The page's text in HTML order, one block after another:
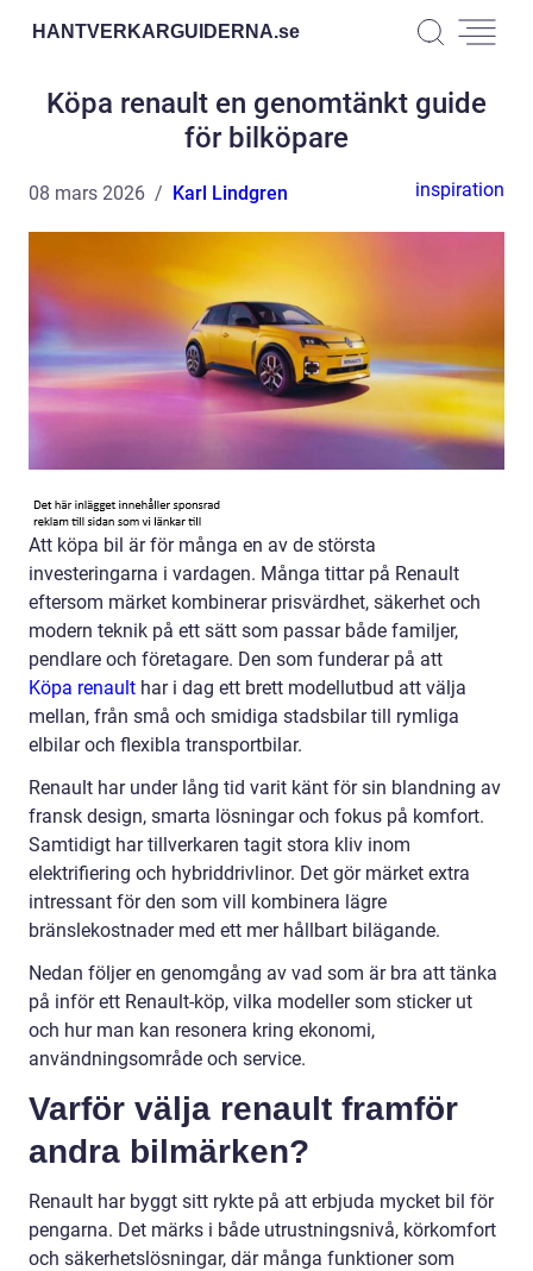
HANTVERKARGUIDERNA.se
Köpa renault en genomtänkt guide
för bilköpare
08 mars 2026 Karl Lindgren inspiration
Att köpa bil är för många en av de största
investeringarna i vardagen. Många tittar på Renault
eftersom märket kombinerar prisvärdhet, säkerhet och
modern teknik på ett sätt som passar både familjer,
pendlare och företagare. Den som funderar på att
Köpa renault har i dag ett brett modellutbud att välja
mellan, från små och smidiga stadsbilar till rymliga
elbilar och flexibla transportbilar.
Renault har under lång tid varit känt för sin blandning av
fransk design, smarta lösningar och fokus på komfort.
Samtidigt har tillverkaren tagit stora kliv inom
elektrifiering och hybriddrivlinor. Det gör märket extra
intressant för den som vill kombinera lägre
bränslekostnader med ett mer hållbart bilägande.
Nedan följer en genomgång av vad som är bra att tänka
på inför ett Renault-köp, vilka modeller som sticker ut
och hur man kan resonera kring ekonomi,
användningsområde och service.
Varför välja renault framför
andra bilmärken?
Renault har byggt sitt rykte på att erbjuda mycket bil för
pengarna. Det märks i både utrustningsnivå, körkomfort
och säkerhetslösningar, där många funktioner som